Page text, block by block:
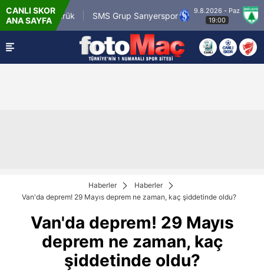
CANLI SKOR
ANA SAYFA
SMS Grup Sarıyerspor
9.8.2026 - Paz
19:00
Haberler
Haberler
Van'da deprem! 29 Mayıs deprem ne zaman, kaç şiddetinde oldu?
Van'da deprem! 29 Mayıs
deprem ne zaman, kaç
şiddetinde oldu?